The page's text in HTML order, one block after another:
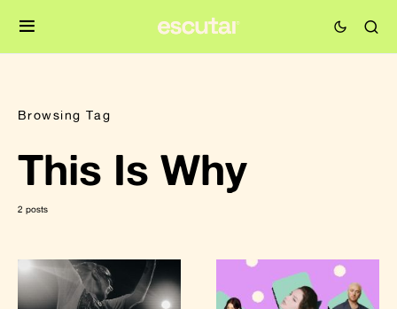
Browsing Tag
This Is Why
2 posts